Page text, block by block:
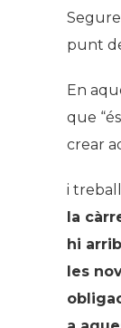
punt
En
que
crear
i
la
hi
les